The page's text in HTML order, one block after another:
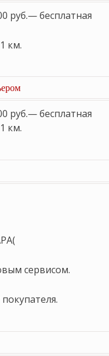
руб.— бесплатная
км.
руб.— бесплатная
км.
сервисом.